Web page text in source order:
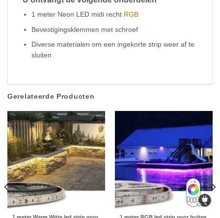
1 meter Neon LED midi recht RGB
Bevestigingsklemmen met schroef
Diverse materialen om een ingekorte strip weer af te
sluiten
Gerelateerde Producten